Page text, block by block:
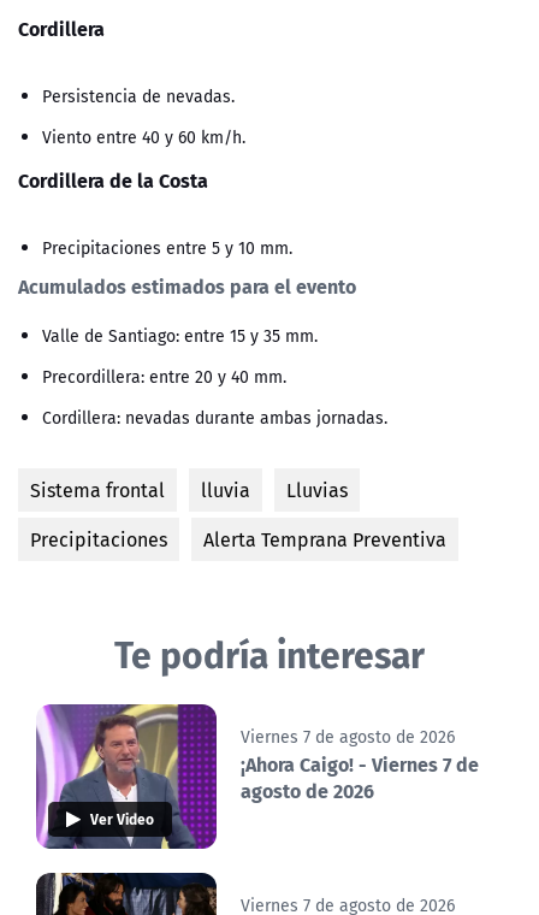
Cordillera
Persistencia de nevadas.
Viento entre 40 y 60 km/h.
Cordillera de la Costa
Precipitaciones entre 5 y 10 mm.
Acumulados estimados para el evento
Valle de Santiago: entre 15 y 35 mm.
Precordillera: entre 20 y 40 mm.
Cordillera: nevadas durante ambas jornadas.
Sistema frontal lluvia
Lluvias
Precipitaciones
Alerta Temprana Preventiva
Te podría interesar
Ver Video
Viernes 7 de agosto de 2026
¡Ahora Caigo! - Viernes 7 de
agosto de 2026
Viernes 7 de agosto de 2026